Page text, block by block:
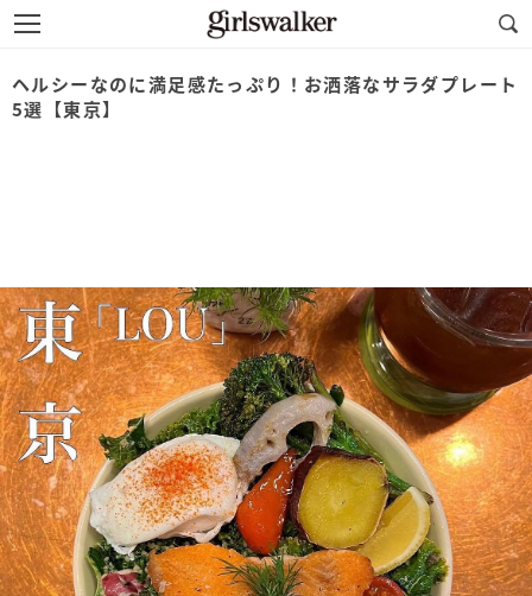
ヘルシーなのに満足感たっぷり！お洒落なサラダプレート
5選【東京】